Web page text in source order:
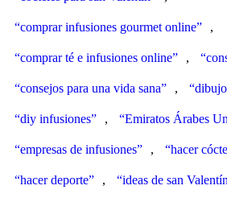
“comprar infusiones gourmet online” ,
“comprar té e infusiones online” ,
“consejos para una vida sana” ,
“diy infusiones” , “Emiratos Árabes
“empresas de infusiones” , “hacer
“hacer deporte” , “ideas de san